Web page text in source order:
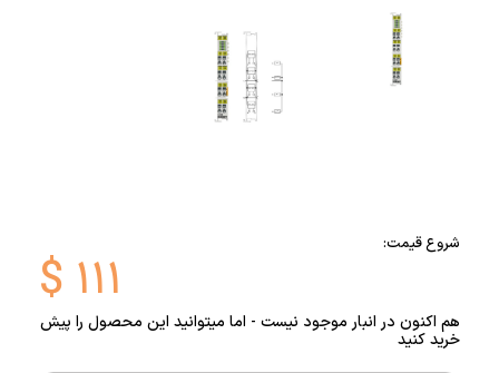
شروع قیمت:
$ ۱۱۱
هم اکنون در انبار موجود نیست - اما میتوانید این محصول را پیش
خرید کنید